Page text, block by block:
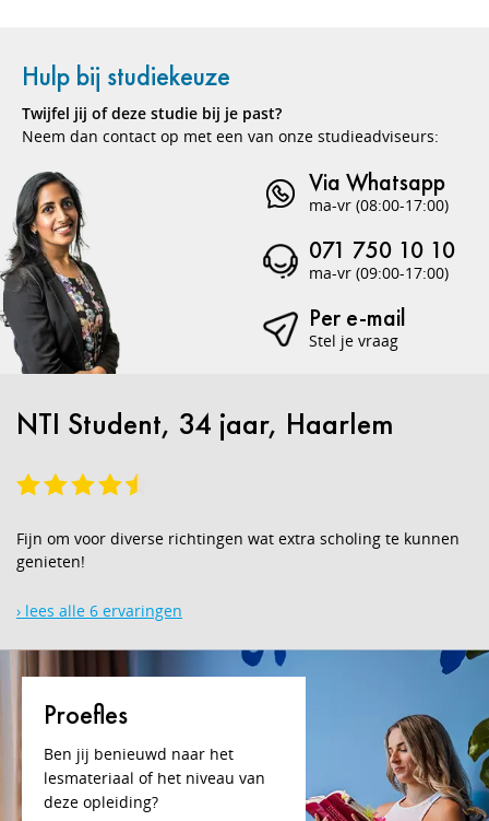
Hulp bij studiekeuze
Twijfel jij of deze studie bij je past?
Neem dan contact op met een van onze studieadviseurs:
Via Whatsapp
ma-vr (08:00-17:00)
071 750 10 10
ma-vr (09:00-17:00)
Per e-mail
Stel je vraag
NTI Student, 34 jaar, Haarlem
Fijn om voor diverse richtingen wat extra scholing te kunnen
genieten!
› lees alle 6 ervaringen
Proefles
Ben jij benieuwd naar het
lesmateriaal of het niveau van
deze opleiding?